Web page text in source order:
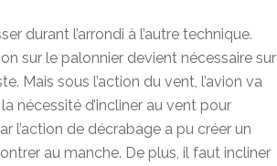
durant l’arrondi à l’autre technique.
sur le palonnier devient nécessaire sur
Mais sous l’action du vent, l’avion va
nécessité d’incliner au vent pour
l’action de décrabage a pu créer un
au manche. De plus, il faut incliner